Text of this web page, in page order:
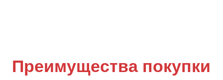
Преимущества покупки